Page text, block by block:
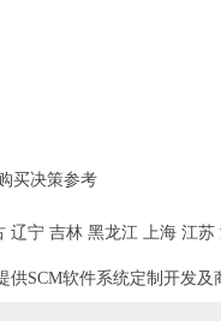
买决策参考
辽宁 吉林 黑龙江 上海 江苏
SCM软件系统定制开发